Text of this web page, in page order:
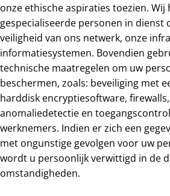
onze ethische aspiraties toezien. Wij
gespecialiseerde personen in dienst
veiligheid van ons netwerk, onze
informatiesystemen. Bovendien
technische maatregelen om uw
beschermen, zoals: beveiliging met
harddisk encryptiesoftware,
anomaliedetectie en
werknemers. Indien er zich een
met ongunstige gevolgen voor uw
wordt u persoonlijk verwittigd in de
omstandigheden.